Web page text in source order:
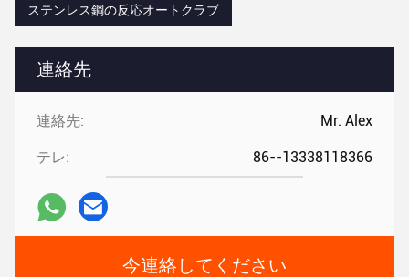
連絡先
連絡先: Mr. Alex
テレ: 86--13338118366
今連絡してください
ステンレス鋼の反応オートクラブ